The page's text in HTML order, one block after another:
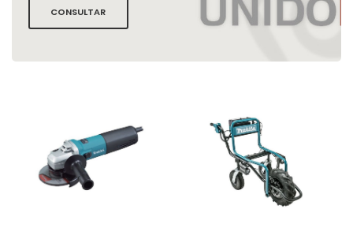
CONSULTAR